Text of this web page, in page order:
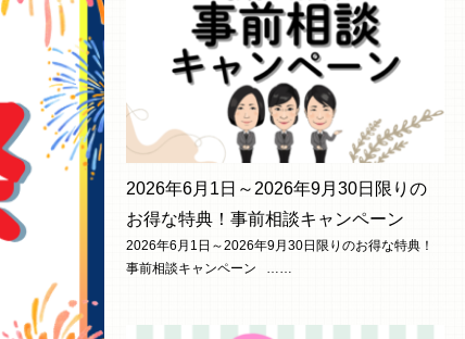
2026年6月1日～2026年9月30日限りの
お得な特典！事前相談キャンペーン
2026年6月1日～2026年9月30日限りのお得な特典！
事前相談キャンペーン ……